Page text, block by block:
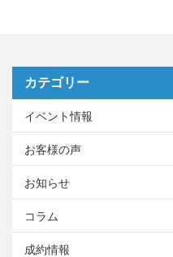
カテゴリー
イベント情報
お客様の声
お知らせ
コラム
成約情報